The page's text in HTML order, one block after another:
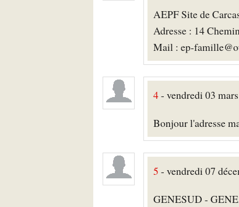
AEPF Site de
Adresse : 14
Mail : ep-
4- vendredi 03
Bonjour l'adresse
5 - vendredi 07
GENESUD -